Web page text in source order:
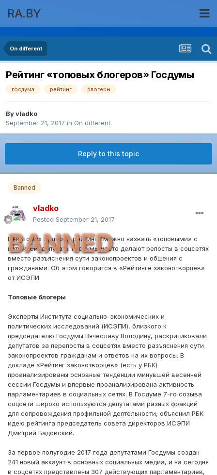
RA.BY
On different
Рейтинг «топовых блогеров» Госдумы
госдума рейтинг блогеры
Byvladko
September 21, 2017 in On different
Reply to this topic
Banned
vladko
Posted September 21, 2017
BANNED
Некоторых лидеров рейтинга можно назвать «топовыми» с
натяжкой: депутаты Госдумы часто делают репосты в соцсетях
вместо разъяснения сути законопроектов и общения с
гражданами. Об этом говорится в «Рейтинге законотворцев»
от ИСЭПИ
Топовые блогеры
Эксперты Института социально-экономических и
политических исследований (ИСЭПИ), близкого к
председателю Госдумы Вячеславу Володину, раскритиковали
депутатов за перепосты в соцсетях вместо разъяснения сути
законопроектов гражданам и ответов на их вопросы. В
докладе «Рейтинг законотворцев» (есть у РБК)
проанализированы основные тенденции минувшей весенней
сессии Госдумы и впервые проанализирована активность
парламентариев в социальных сетях. В Госдуме 7-го созыва
соцсети широко используются депутатами разных фракций
для сопровождения профильной деятельности, объяснил РБК
идею рейтинга председатель совета директоров ИСЭПИ
Дмитрий Бадовский.
За первое полугодие 2017 года депутатами Госдумы создан
241 новый аккаунт в основных социальных медиа, и на сегодня
в соцсетях представлены 307 действующих парламентариев,